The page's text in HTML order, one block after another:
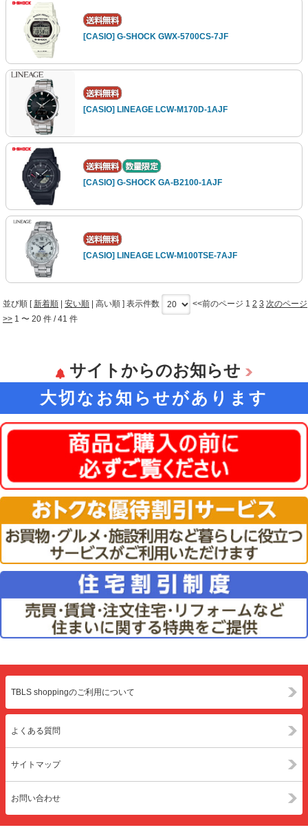
[CASIO] G-SHOCK GWX-5700CS-7JF
[CASIO] LINEAGE LCW-M170D-1AJF
[CASIO] G-SHOCK GA-B2100-1AJF
[CASIO] LINEAGE LCW-M100TSE-7AJF
並び順 [新着順 安い順 高い順 ] 表示件数 <<前のページ 1 2 3 次のページ
>> 1 〜 20 件 / 41 件
サイトからのお知らせ
大切なお知らせがあります
TBLS shoppingのご利用について
よくある質問
サイトマップ
お問い合わせ